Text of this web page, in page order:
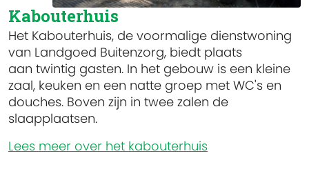
Kabouterhuis
Het Kabouterhuis, de voormalige dienstwoning
van Landgoed Buitenzorg, biedt plaats
aan twintig gasten. In het gebouw is een kleine
zaal, keuken en een natte groep met WC's en
douches. Boven zijn in twee zalen de
slaapplaatsen.
Lees meer over het kabouterhuis